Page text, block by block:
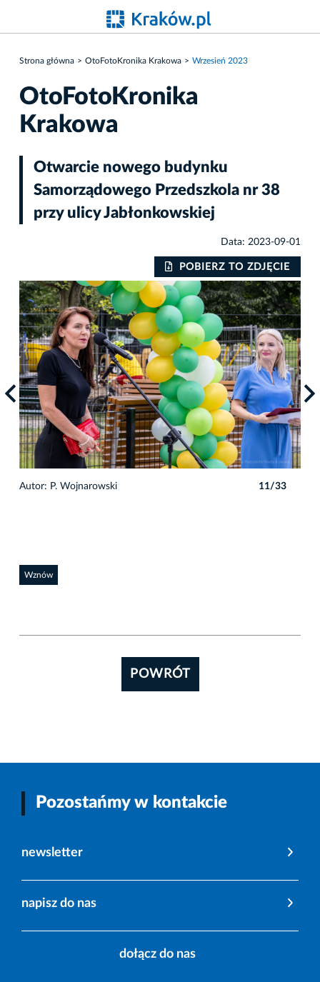
Strona główna OtoFotoKronika Krakowa Wrzesień 2023
OtoFotoKronika
Krakowa
Otwarcie nowego budynku
Samorządowego Przedszkola nr 38
przy ulicy Jabłonkowskiej
Data: 2023-09-01
POBIERZ TO ZDJĘCIE
Autor: P. Wojnarowski 11/33
Wznów
POWRÓT
Pozostańmy w kontakcie
newsletter
napisz do nas
dołącz do nas